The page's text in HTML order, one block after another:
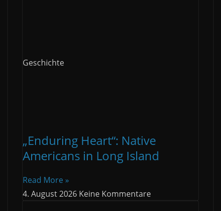
Geschichte
„Enduring Heart“: Native
Americans in Long Island
Read More »
4. August 2026 Keine Kommentare